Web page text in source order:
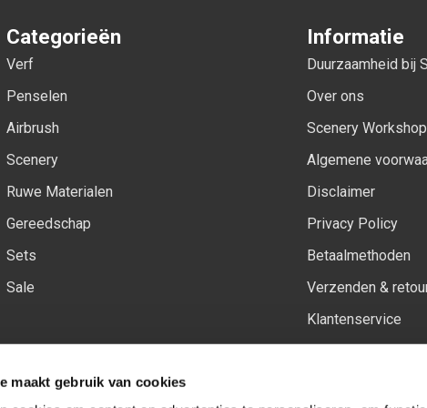
maakt gebruik van cookies
Categorieën
Verf
Penselen
Airbrush
Scenery
Ruwe Materialen
Gereedschap
Sets
Sale
Informatie
Duurzaamheid bij
Over ons
Scenery
Algemene
Disclaimer
Privacy Policy
Betaalmethoden
Verzenden &
Klantenservice